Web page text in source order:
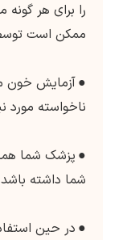
را برای هر
ممکن است توسط
●آزمایش خون
ناخواسته مورد
● پزشک شما
شما داشته
● در حین